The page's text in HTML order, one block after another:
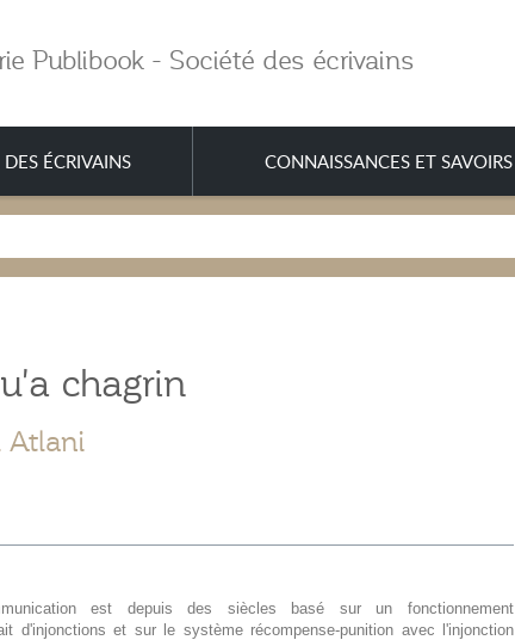
Publibook - Société des écrivains
ÉCRIVAINS CONNAISSANCES ET SAVOIRS
chagrin
Atlani
est depuis des siècles basé sur un fonctionnement
d'injonctions et sur le système récompense-punition avec l'injonction